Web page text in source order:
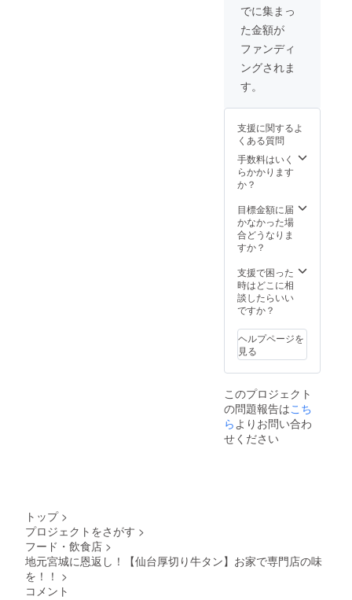
でに集まっ
た金額が
ファンディ
ングされま
す。
支援に関するよ
くある質問
手数料はいく
らかかります
か？
目標金額に届
かなかった場
合どうなりま
すか？
支援で困った
時はどこに相
談したらいい
ですか？
ヘルプページを
見る
このプロジェクト
の問題報告はこち
ら よりお問い合わ
せください
トップ >
プロジェクトをさがす >
フード・飲食店 >
地元宮城に恩返し！【仙台厚切り牛タン】お家で専門店の味
を！！ >
コメント